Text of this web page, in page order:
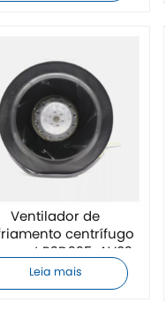
Ventilador de
centrífugo
R2D225-AV02-
15.
Leia mais